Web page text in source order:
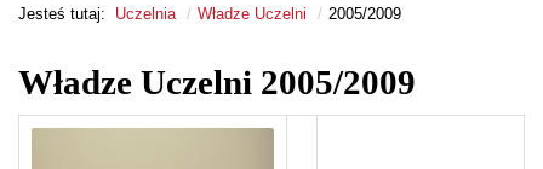
Jesteś tutaj: Uczelnia Władze Uczelni 2005/2009
Władze Uczelni 2005/2009